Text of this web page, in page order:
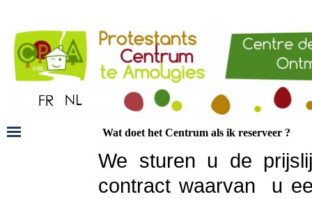
Wat doet het Centrum als ik reserveer ?
We sturen u de
contract waarvan u